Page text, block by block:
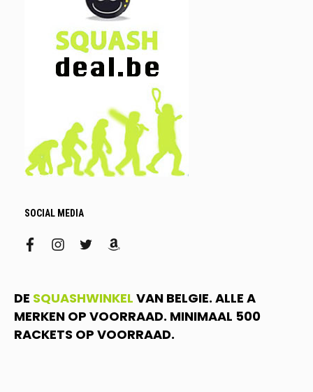
SOCIAL MEDIA
facebookinstagram
twitteramazon
DE SQUASHWINKEL VAN BELGIE. ALLE A
MERKEN OP VOORRAAD. MINIMAAL 500
RACKETS OP VOORRAAD.